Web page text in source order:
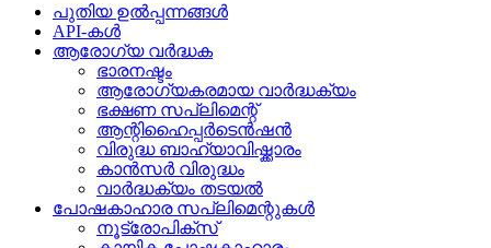
പുതിയ ഉൽപ്പന്നങ്ങൾ
API-കൾ
ആരോഗ്യ വർദ്ധക
ഭാരനഷ്ടം
ആരോഗ്യകരമായ വാർദ്ധക്യം
ഭക്ഷണ സപ്ലിമെന്റ്
ആന്റിഹൈപ്പർടെൻഷൻ
വിരുദ്ധ ബാഹ്യാവിഷ്ക്കാരം
കാൻസർ വിരുദ്ധം
വാർദ്ധക്യം തടയൽ
പോഷകാഹാര സപ്ലിമെന്റുകൾ
നൂട്രോപിക്സ്